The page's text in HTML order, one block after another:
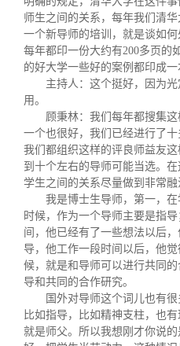
师生之间的关系，每年我们清
一个新导师的培训，就是谈如
每年都印一份大约有200多页的
的好大学一些好的案例都印成一
主持人：这个挺好，因为
用。
顾秉林：我们每年都搜集
一个也很好，我们已经进行了
我们都组织这样的评良师益友
到十个左右的导师可能当选。
学生之间的关系尽量做到非常融
我是博士生导师，第一，
时候，作为一个导师主要是指
间，他已经有了一些想法以后
导，他工作一段时间以后，他
候，就是和导师可以进行共同
导和共同的合作研究。
国外对导师这个词儿也有
比如指导，比如精神支柱，也
就是师父。所以我想刚才你说